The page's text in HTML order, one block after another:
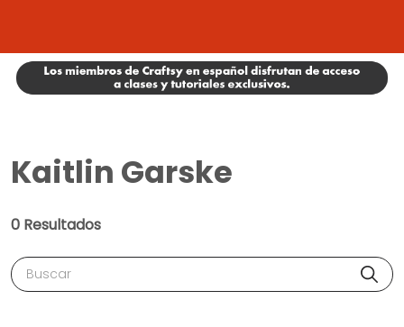
Kaitlin Garske
0 Resultados
Buscar